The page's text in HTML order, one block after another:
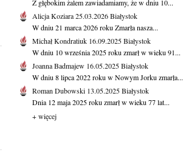
Z głębokim żalem zawiadamiamy, że w dniu 10...
Alicja Koziara25.03.2026Białystok
W dniu 21 marca 2026 roku Zmarła nasza...
Michał Kondratiuk 16.09.2025Białystok
W dniu 10 września 2025 roku zmarł w wieku 91...
Joanna Badmajew 16.05.2025Białystok
W dniu 8 lipca 2022 roku w Nowym Jorku zmarła...
Roman Dubowski 13.05.2025Białystok
Dnia 12 maja 2025 roku zmarł w wieku 77 lat...
+ więcej